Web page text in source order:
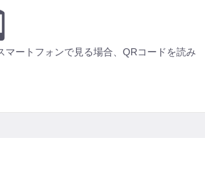
マートフォンで見る場合、QRコードを読み